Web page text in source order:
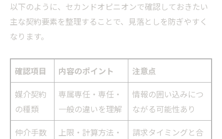
以下のように、セカンドオピニオンで確認しておきたい
主な契約要素を整理することで、見落としを防ぎやすく
なります。
確認項目 内容のポイント
注意点
媒介契約
の種類
専属専任・専任・
一般の違いを理解
情報の囲い込みにつ
ながる可能性あり
仲介手数
上限・計算方法・
請求タイミングと合